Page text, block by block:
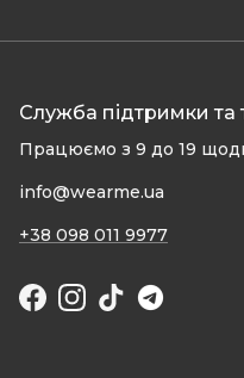
Служба підтримки та
Працюємо з 9 до 19
info@wearme.ua
+38 098 011 9977
Facebook
Instagram
TikTok